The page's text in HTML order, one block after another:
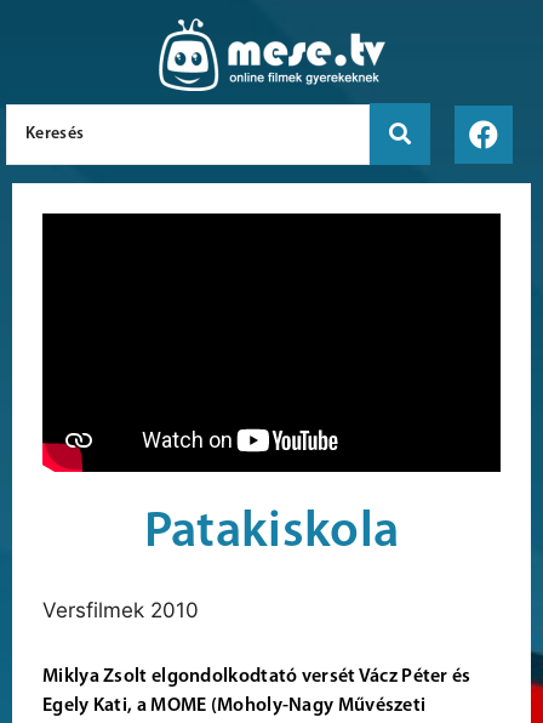
Patakiskola
Versfilmek 2010
Miklya Zsolt elgondolkodtató versét Vácz Péter és
Egely Kati, a MOME (Moholy-Nagy Művészeti